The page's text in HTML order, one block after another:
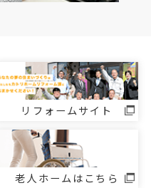
リフォームサイト
老人ホームはこちら